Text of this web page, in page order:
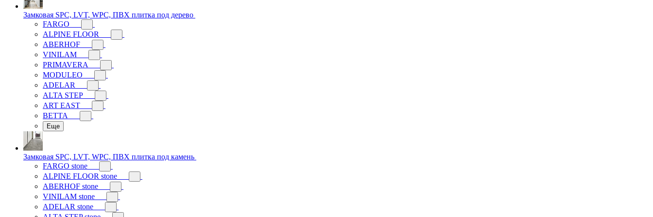
Замковая SPC, LVT, WPC, ПВХ плитка под дерево
FARGO
ALPINE FLOOR
ABERHOF
VINILAM
PRIMAVERA
MODULEO
ADELAR
ALTA STEP
ART EAST
BETTA
Еще
Замковая SPC, LVT, WPC, ПВХ плитка под камень
FARGO stone
ALPINE FLOOR stone
ABERHOF stone
VINILAM stone
ADELAR stone